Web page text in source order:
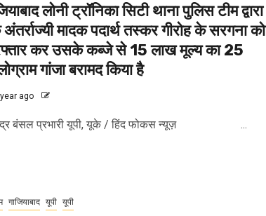
लोनी ट्रॉनिका सिटी थाना पुलिस टीम द्वारा
मादक पदार्थ तस्कर गीरोह के सरगना को
कर उसके कब्जे से 15 लाख मूल्य का 25
गांजा बरामद किया है
ago
बंसल प्रभारी यूपी, यूके / हिंद फोकस न्यूज़ ...
गाजियाबाद यूपी यूपी